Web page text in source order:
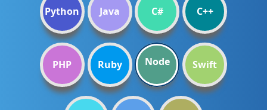
Python Java C# C++
PHP Ruby Node Swift